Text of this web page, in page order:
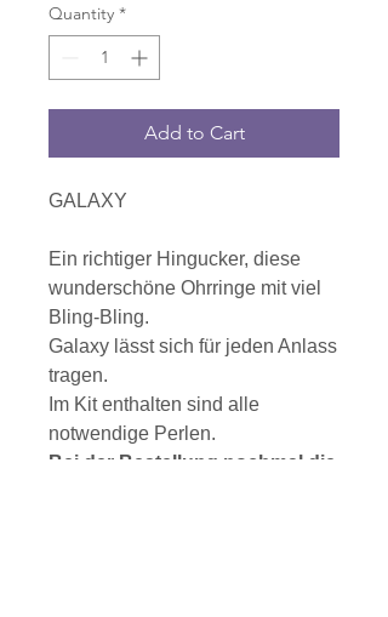
Quantity *
Add to Cart
GALAXY
Ein richtiger Hingucker, diese
wunderschöne Ohrringe mit viel
Bling-Bling.
Galaxy lässt sich für jeden Anlass
tragen.
Im Kit enthalten sind alle
notwendige Perlen.
Bei der Bestellung nochmal die